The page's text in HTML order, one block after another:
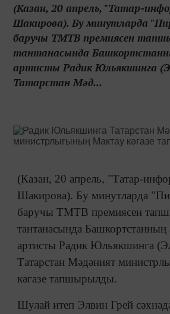
(Казан, 20 апрель, "Татар-
Шакирова). Бу минутларда
баручы ТМТВ премиясен
тантанасында
артисты Радик Юльякшинга
Татарстан Мәд...
(Казан, 20 апрель, "Татар-
Шакирова). Бу минутларда
баручы ТМТВ премиясен
тантанасында Башкортстанның
артисты Радик Юльякшинга
Татарстан Мәдәният
кәгазе тапшырылды.
Шулай итеп Элвин Грей